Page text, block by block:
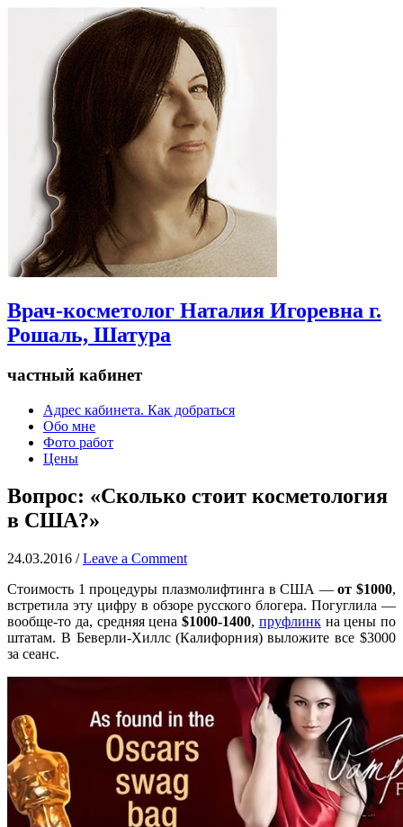
Врач-косметолог Наталия Игоревна г.
Рошаль, Шатура
частный кабинет
Адрес кабинета. Как добраться
Обо мне
Фото работ
Цены
Вопрос: «Сколько стоит косметология
в США?»
24.03.2016 /Leave a Comment
Стоимость 1 процедуры плазмолифтинга в США —от $1000,
встретила эту цифру в обзоре русского блогера. Погуглила —
вообще-то да, средняя цена $1000-1400, пруфлинкна цены по
штатам. В Беверли-Хиллс (Калифорния) выложите все $3000
за сеанс.